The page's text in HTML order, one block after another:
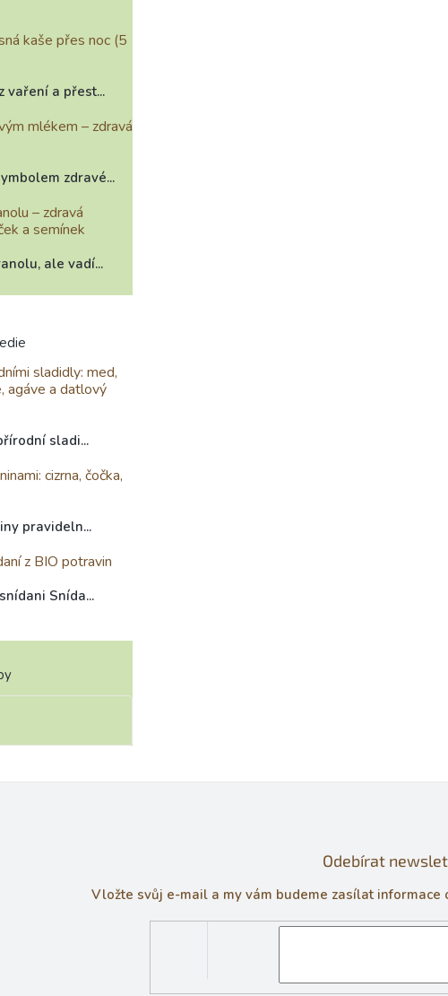
kaše přes noc (5
vaření a přest...
mlékem – zdravá
zdravé...
– zdravá
a semínek
ale vadí...
sladidly: med,
agáve a datlový
sladi...
cizrna, čočka,
pravideln...
z BIO potravin
Snída...
Odebírat
Vložte svůj e-mail a my vám budeme zasílat informace